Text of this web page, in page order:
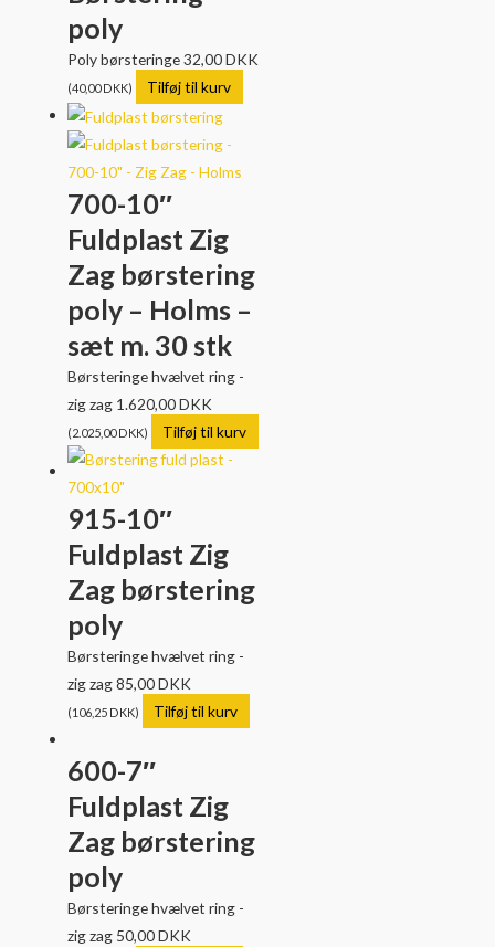
poly
Poly børsteringe32,00DKK
(40,00DKK) Tilføj til kurv
700-10″
Fuldplast Zig
Zag børstering
poly – Holms –
sæt m. 30 stk
Børsteringe hvælvet ring -
zig zag 1.620,00DKK
(2.025,00DKK) Tilføj til kurv
915-10″
Fuldplast Zig
Zag børstering
poly
Børsteringe hvælvet ring -
zig zag85,00DKK
(106,25 DKK) Tilføj til kurv
600-7″
Fuldplast Zig
Zag børstering
poly
Børsteringe hvælvet ring -
zig zag 50,00DKK